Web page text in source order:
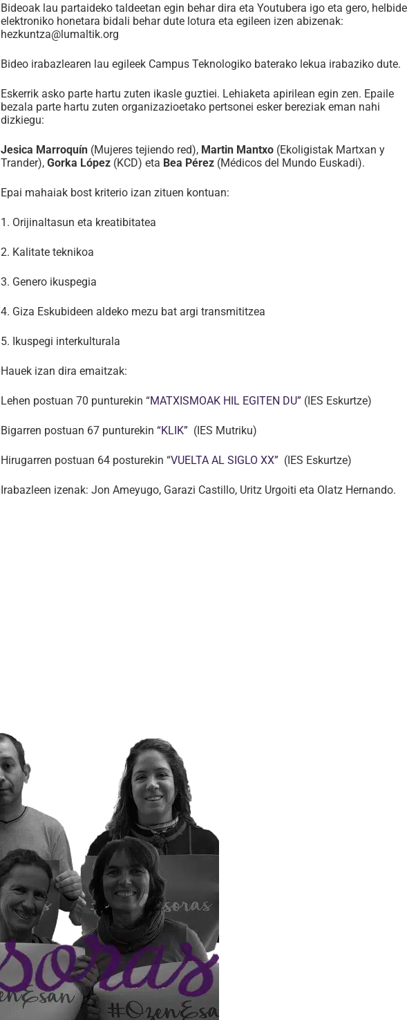
Bideoak lau partaideko taldeetan egin behar dira eta Youtubera igo eta gero, helbide
elektroniko honetara bidali behar dute lotura eta egileen izen abizenak:
hezkuntza@lumaltik.org
Bideo irabazlearen lau egileek Campus Teknologiko baterako lekua irabaziko dute.
Eskerrik asko parte hartu zuten ikasle guztiei. Lehiaketa apirilean egin zen. Epaile
bezala parte hartu zuten organizazioetako pertsonei esker bereziak eman nahi
dizkiegu:
Jesica Marroquín (Mujeres tejiendo red), Martin Mantxo (Ekoligistak Martxan y
Trander), Gorka López (KCD) eta Bea Pérez (Médicos del Mundo Euskadi).
Epai mahaiak bost kriterio izan zituen kontuan:
1. Orijinaltasun eta kreatibitatea
2. Kalitate teknikoa
3. Genero ikuspegia
4. Giza Eskubideen aldeko mezu bat argi transmititzea
5. Ikuspegi interkulturala
Hauek izan dira emaitzak:
Lehen postuan 70 punturekin “MATXISMOAK HIL EGITEN DU” (IES Eskurtze)
Bigarren postuan 67 punturekin “KLIK” (IES Mutriku)
Hirugarren postuan 64 posturekin “VUELTA AL SIGLO XX” (IES Eskurtze)
Irabazleen izenak: Jon Ameyugo, Garazi Castillo, Uritz Urgoiti eta Olatz Hernando.